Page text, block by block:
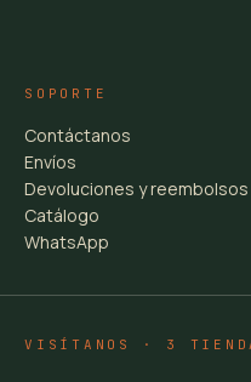
SOPORTE
Contáctanos
Envíos
Devoluciones y reembolsos
Catálogo
WhatsApp
VISÍTANOS · 3